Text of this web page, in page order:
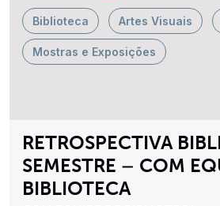
RETROSPECTIVA
SEMESTRE – COM
BIBLIOTECA
Biblioteca Artes Visuais
Mostras e Exposições